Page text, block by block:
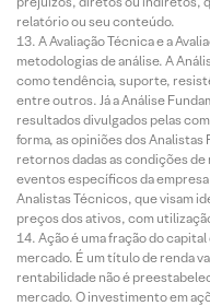
relatório ou seu conteúdo.
A Avaliação Técnica e a
metodologias de análise. A
como tendência, suporte,
entre outros. Já a Análise
resultados divulgados pelas
forma, as opiniões dos
retornos dadas as condições
eventos específicos da
Analistas Técnicos, que visam
preços dos ativos, com
Ação é uma fração do
mercado. É um título de renda
rentabilidade não é
mercado. O investimento em